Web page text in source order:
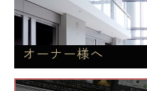
オーナー様へ